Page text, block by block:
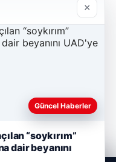
×
Güncel Haberler
“soykırım”
dair beyanını